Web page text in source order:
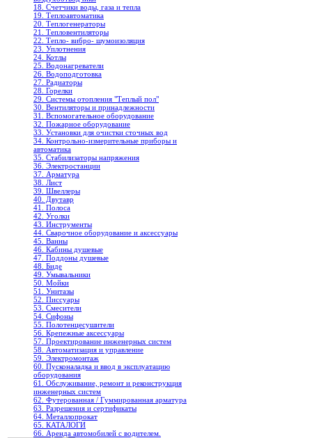
18. Счетчики воды, газа и тепла
19. Теплоавтоматика
20. Теплогенераторы
21. Тепловентиляторы
22. Тепло- вибро- шумоизоляция
23. Уплотнения
24. Котлы
25. Водонагреватели
26. Водоподготовка
27. Радиаторы
28. Горелки
29. Системы отопления "Теплый пол"
30. Вентиляторы и принадлежности
31. Вспомогательное оборудование
32. Пожарное оборудование
33. Установки для очистки сточных вод
34. Контрольно-измерительные приборы и
автоматика
35. Стабилизаторы напряжения
36. Электростанции
37. Арматура
38. Лист
39. Швеллеры
40. Двутавр
41. Полоса
42. Уголки
43. Инструменты
44. Сварочное оборудование и аксессуары
45. Ванны
46. Кабины душевые
47. Поддоны душевые
48. Биде
49. Умывальники
50. Мойки
51. Унитазы
52. Писсуары
53. Смесители
54. Сифоны
55. Полотенцесушители
56. Крепежные аксессуары
57. Проектирование инженерных систем
58. Автоматизация и управление
59. Электромонтаж
60. Пусконаладка и ввод в эксплуатацию
оборудования
61. Обслуживание, ремонт и реконструкция
инженерных систем
62. Футерованная / Гуммированная арматура
63. Разрешения и сертификаты
64. Металлопрокат
65. КАТАЛОГИ
66. Аренда автомобилей с водителем.